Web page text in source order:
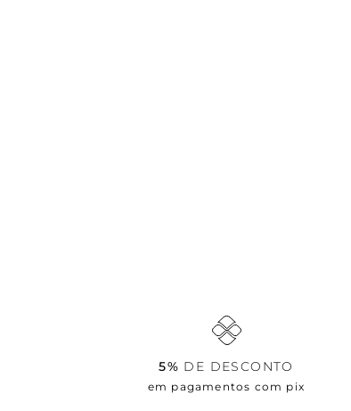
5% DE DESCONTO
em pagamentos com pix